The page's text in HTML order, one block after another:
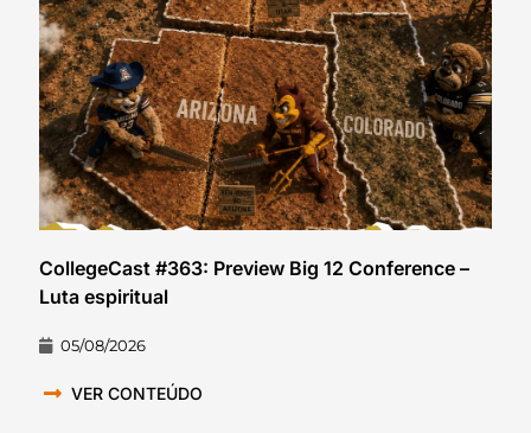
CollegeCast #363: Preview Big 12 Conference –
Luta espiritual
05/08/2026
VER CONTEÚDO